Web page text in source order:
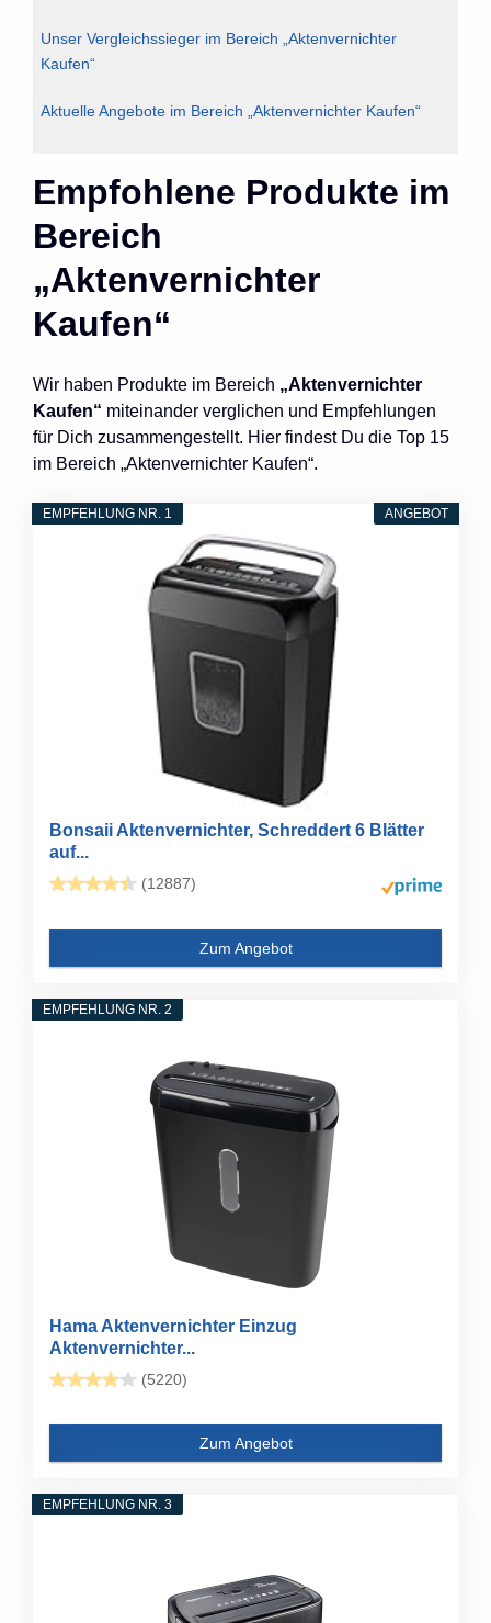
Unser Vergleichssieger im Bereich „Aktenvernichter
Kaufen“
Aktuelle Angebote im Bereich „Aktenvernichter Kaufen“
Empfohlene Produkte im
Bereich
„Aktenvernichter
Kaufen“
Wir haben Produkte im Bereich „Aktenvernichter
Kaufen“ miteinander verglichen und Empfehlungen
für Dich zusammengestellt. Hier findest Du die Top 15
im Bereich „Aktenvernichter Kaufen“.
ANGEBOT
EMPFEHLUNG NR. 1
Bonsaii Aktenvernichter, Schreddert 6 Blätter
auf...
(12887)
Zum Angebot
EMPFEHLUNG NR. 2
Hama Aktenvernichter Einzug
Aktenvernichter...
(5220)
Zum Angebot
EMPFEHLUNG NR. 3